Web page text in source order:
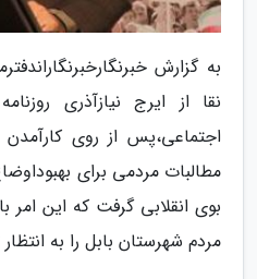
به گزارش
نقا از ایرج نیازآذری
اجتماعی،پس از روی
مطالبات مردمی برای
بوی انقلابی گرفت که این امر
مردم شهرستان بابل را به